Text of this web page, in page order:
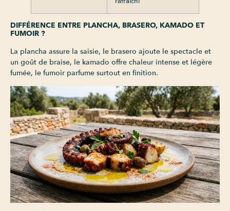
DIFFÉRENCE ENTRE PLANCHA, BRASERO, KAMADO ET
FUMOIR ?
La plancha assure la saisie, le brasero ajoute le spectacle et
un goût de braise, le kamado offre chaleur intense et légère
fumée, le fumoir parfume surtout en finition.